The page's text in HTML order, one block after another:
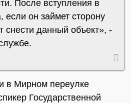
После вступления в
если он займет сторону
снести данный объект», -
в Мирном переулке
Государственной